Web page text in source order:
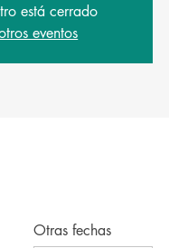
está cerrado
eventos
Otras fechas